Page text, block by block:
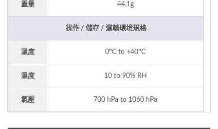
重量 44.1g
操作 / 儲存 / 運輸環境規格
溫度 0°C to +40°C
濕度 10 to 90% RH
氣壓 700 hPa to 1060 hPa